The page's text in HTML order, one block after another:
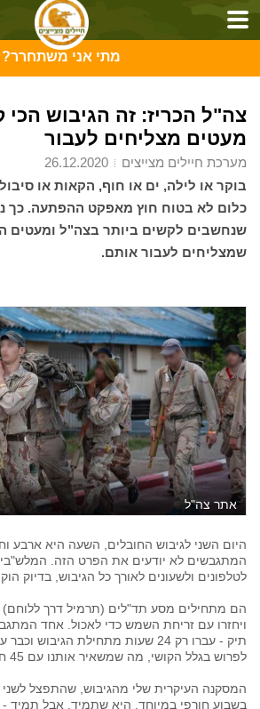
מתי אני משתחרר?
צה"ל הכריז: זה הגיבוש
מעטים מצליחים לעבור
מערכת חיילים מצייצים
בוקר או לילה, ים או חוף, הקאות או
כלום לא בטוח חוץ מאפקט ההפתעה. כך
שנחשבים לקשים ביותר בצה"ל ומעטים
שמצליחים לעבור אותם.
אתר צה"ל
היום השני לגיבוש החובלים, השעה היא ארבע
המתגבשים לא יודעים את הפרט הזה.
לטלפונים ולשעונים לאורך כל הגיבוש, בדיוק
הם מתחילים מסע תד"לים (תרמיל דרך ללוחם)
ויחזרו עם זריחת השמש כדי לאכול. אחד
תיק - עברו רק 24 שעות מתחילת
לפרוש בגלל הקושי, מה שמשאיר אותנו עם 45 חובלים פוטנציאלים.
המסקנה העיקרית שלי מהגיבוש, שהתפצל לשני
בשבוע חורפי במיוחד, היא שתמיד, אבל תמיד